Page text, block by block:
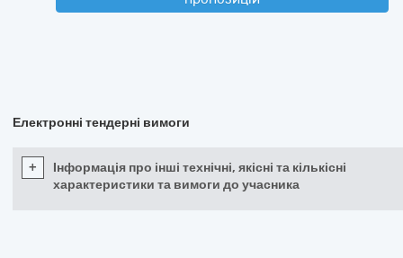
Електронні тендерні вимоги
+
Інформація про інші технічні, якісні та кількісні
характеристики та вимоги до учасника